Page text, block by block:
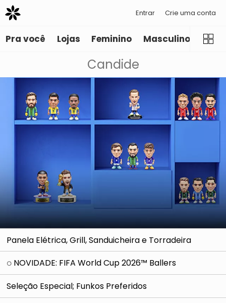
Entrar Crie uma conta
Pra você Lojas Feminino Masculino
Candide
Panela Elétrica, Grill, Sanduicheira e Torradeira
◌ NOVIDADE: FIFA World Cup 2026™ Ballers
Seleção Especial; Funkos Preferidos